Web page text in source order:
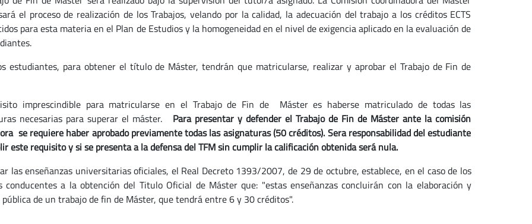
el proceso de realización de los Trabajos, velando por la calidad, la adecuación del trabajo a los créditos ECTS
para esta materia en el Plan de Estudios y la homogeneidad en el nivel de exigencia aplicado en la evaluación de
estudiantes, para obtener el título de Máster, tendrán que matricularse, realizar y aprobar el Trabajo de Fin de
imprescindible para matricularse en el Trabajo de Fin de Máster es haberse matriculado de todas las
necesarias para superar el máster. Para presentar y defender el Trabajo de Fin de Máster ante la comisión
se requiere haber aprobado previamente todas las asignaturas (50 créditos). Sera responsabilidad del estudiante
este requisito y si se presenta a la defensa del TFM sin cumplir la calificación obtenida será nula.
las enseñanzas universitarias oficiales, el Real Decreto 1393/2007, de 29 de octubre, establece, en el caso de los
conducentes a la obtención del Titulo Oficial de Máster que: "estas enseñanzas concluirán con la elaboración y
de un trabajo de fin de Máster, que tendrá entre 6 y 30 créditos".